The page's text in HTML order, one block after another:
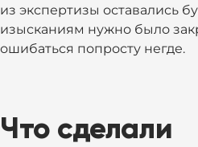
из экспертизы оставались
изысканиям нужно было
ошибаться попросту негде.
Что сделали